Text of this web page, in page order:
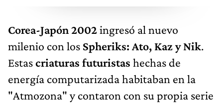
Corea-Japón 2002ingresó al nuevo
milenio con los Spheriks: Ato, Kaz y Nik.
Estascriaturas futuristas hechas de
energía computarizada habitaban en la
"Atmozona" y contaron con su propia serie